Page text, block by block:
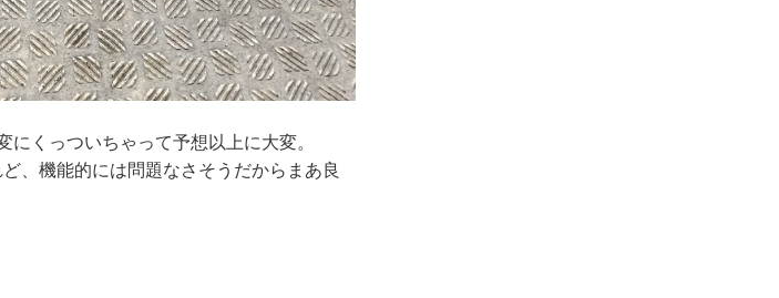
にくっついちゃって予想以上に大変。
、機能的には問題なさそうだからまあ良